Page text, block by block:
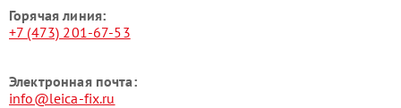
Горячая линия:
+7 (473) 201-67-53
Электронная почта:
info@leica-fix.ru